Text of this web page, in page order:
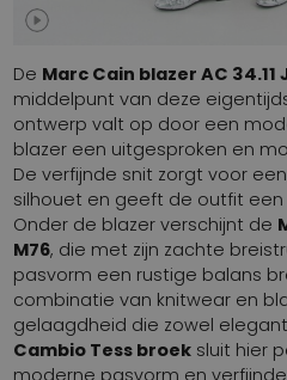
De Marc Cain blazer AC 34.11
middelpunt van deze
ontwerp valt op door een
blazer een uitgesproken en
De verfijnde snit zorgt voor
silhouet en geeft de outfit een
Onder de blazer verschijnt de
M76, die met zijn zachte
pasvorm een rustige balans
combinatie van knitwear en
gelaagdheid die zowel
Cambio Tess broek sluit hier
moderne pasvorm en